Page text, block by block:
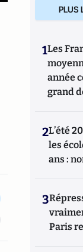
PLUS
1Les
année
grand
2L’été
les
ans :
3
Paris